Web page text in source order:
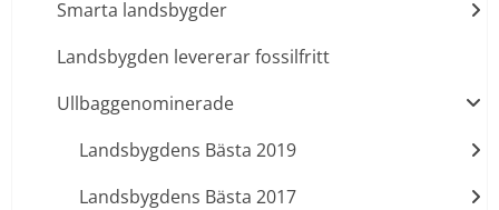
Smarta landsbygder
Landsbygden levererar fossilfritt
Ullbaggenominerade
Landsbygdens Bästa 2019
Landsbygdens Bästa 2017